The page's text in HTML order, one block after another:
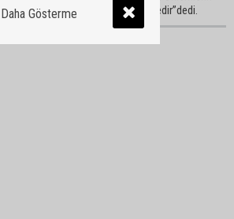
Olan Ülkelerde görülmektedir”dedi.
Gösterme